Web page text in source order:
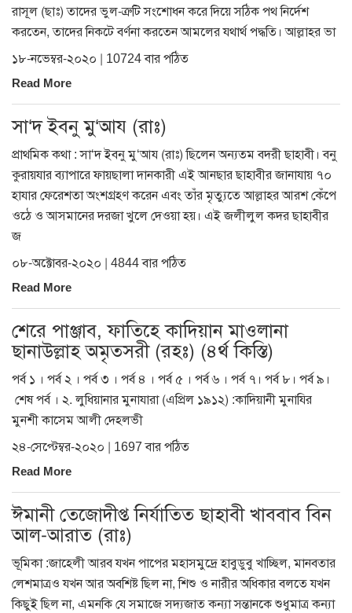
রাসূল (ছাঃ) তাদের ভুল-ত্রুটি সংশোধন করে দিয়ে সঠিক পথ নির্দেশ
করতেন, তাদের নিকটে বর্ণনা করতেন আমলের যথার্থ পদ্ধতি। আল্লাহর ভা
১৮-নভেম্বর-২০২০ | 10724 বার পঠিত
Read More
সা‘দ ইবনু মু‘আয (রাঃ)
প্রাথমিক কথা : সা‘দ ইবনু মু‘আয (রাঃ) ছিলেন অন্যতম বদরী ছাহাবী। বনু
কুরায়যার ব্যাপারে ফায়ছালা দানকারী এই আনছার ছাহাবীর জানাযায় ৭০
হাযার ফেরেশতা অংশগ্রহণ করেন এবং তাঁর মৃত্যুতে আল্লাহর আরশ কেঁপে
ওঠে ও আসমানের দরজা খুলে দেওয়া হয়। এই জলীলুল কদর ছাহাবীর
জ
০৮-অক্টোবর-২০২০ | 4844 বার পঠিত
Read More
শেরে পাঞ্জাব, ফাতিহে কাদিয়ান মাওলানা
ছানাউল্লাহ অমৃতসরী (রহঃ) (৪র্থ কিস্তি)
পর্ব ১ । পর্ব ২ । পর্ব ৩ । পর্ব ৪ । পর্ব ৫ । পর্ব ৬ । পর্ব ৭। পর্ব ৮। পর্ব ৯।
শেষ পর্ব । ২. লুধিয়ানার মুনাযারা (এপ্রিল ১৯১২) :কাদিয়ানী মুনাযির
মুনশী কাসেম আলী দেহলভী
২৪-সেপ্টেম্বর-২০২০ | 1697 বার পঠিত
Read More
ঈমানী তেজোদীপ্ত নির্যাতিত ছাহাবী খাববাব বিন
আল-আরাত (রাঃ)
ভূমিকা :জাহেলী আরব যখন পাপের মহাসমুদ্রে হাবুডুবু খাচ্ছিল, মানবতার
লেশমাত্রও যখন আর অবশিষ্ট ছিল না, শিশু ও নারীর অধিকার বলতে যখন
কিছুই ছিল না, এমনকি যে সমাজে সদ্যজাত কন্যা সন্তানকে শুধুমাত্র কন্যা